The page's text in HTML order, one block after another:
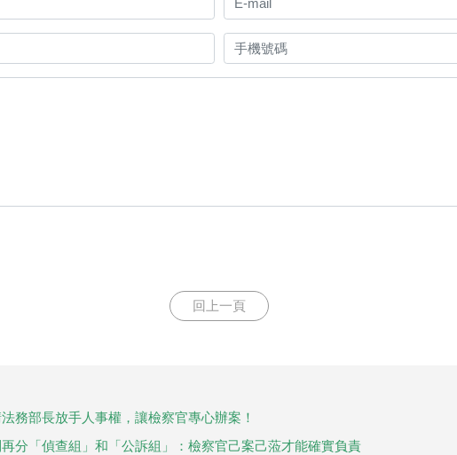
回上一頁
務部長放手人事權，讓檢察官專心辦案！
再分「偵查組」和「公訴組」：檢察官己案己蒞才能確實負責